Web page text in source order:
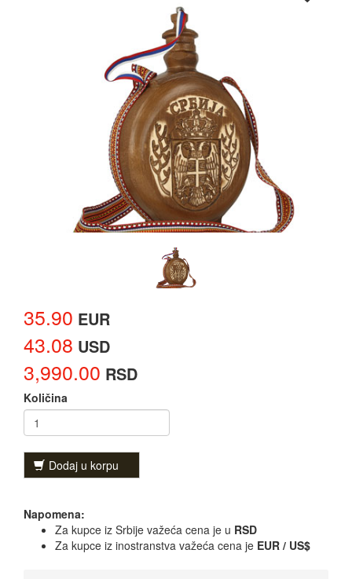
35.90 EUR
43.08 USD
3,990.00 RSD
Količina
Dodaj u korpu
Napomena:
Za kupce iz Srbije važeća cena je u RSD
Za kupce iz inostranstva važeća cena je EUR / US$